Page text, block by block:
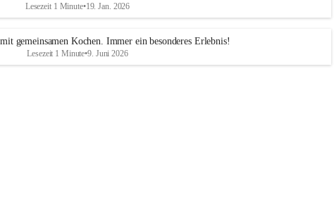
Lesezeit 1 Minute•19. Jan. 2026
gemeinsamen Kochen. Immer ein besonderes Erlebnis!
Lesezeit 1 Minute•9. Juni 2026